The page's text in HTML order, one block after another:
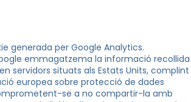
generada per Google Analytics.
emmagatzema la informació recollida
servidors situats als Estats Units, complint
europea sobre protecció de dades
se a no compartir-la amb